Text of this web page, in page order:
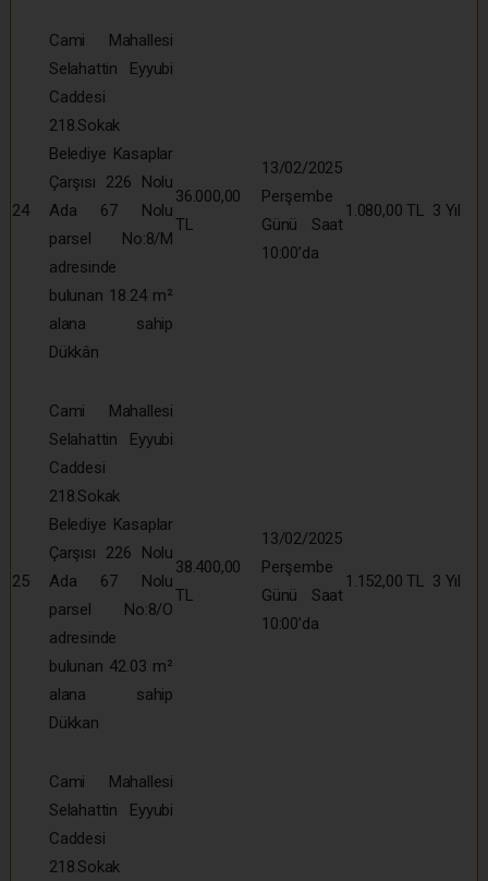
24
Cami Mahallesi
Selahattin Eyyubi
Caddesi
218.Sokak
Belediye Kasaplar
Çarşısı 226 Nolu
Ada 67 Nolu
parsel No:8/M
adresinde
bulunan 18.24 m²
alana sahip
Dükkân
36.000,00
TL
13/02/2025
Perşembe
Günü Saat
10:00’da
1.080,00 TL 3 Yıl
25
Cami Mahallesi
Selahattin Eyyubi
Caddesi
218.Sokak
Belediye Kasaplar
Çarşısı 226 Nolu
Ada 67 Nolu
parsel No:8/O
adresinde
bulunan 42.03 m²
alana sahip
Dükkan
38.400,00
TL
13/02/2025
Perşembe
Günü Saat
10:00’da
1.152,00 TL 3 Yıl
Cami Mahallesi
Selahattin Eyyubi
Caddesi
218.Sokak